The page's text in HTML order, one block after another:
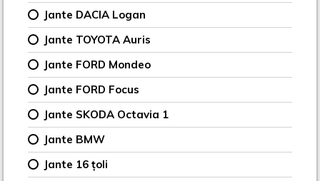
Jante DACIA Logan
Jante TOYOTA Auris
Jante FORD Mondeo
Jante FORD Focus
Jante SKODA Octavia 1
Jante BMW
Jante 16 țoli